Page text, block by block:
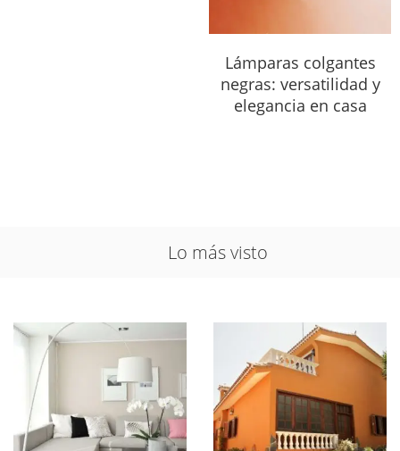
Lámparas colgantes
negras: versatilidad y
elegancia en casa
Lo más visto